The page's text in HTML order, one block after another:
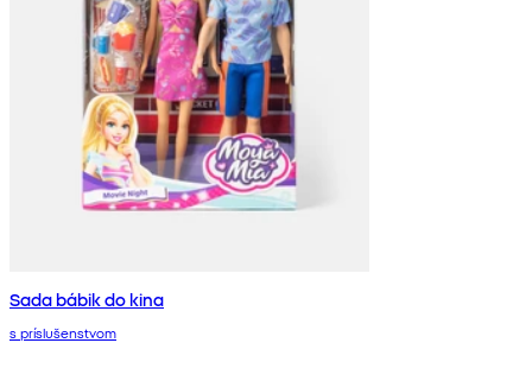
Sada bábik do kina
s príslušenstvom